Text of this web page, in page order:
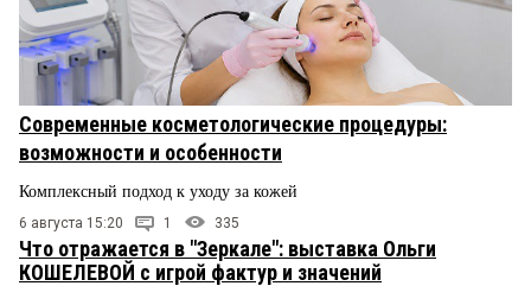
Современные косметологические процедуры:
возможности и особенности
Комплексный подход к уходу за кожей
6 августа 15:20 1 335
Что отражается в "Зеркале": выставка Ольги
КОШЕЛЕВОЙ с игрой фактур и значений